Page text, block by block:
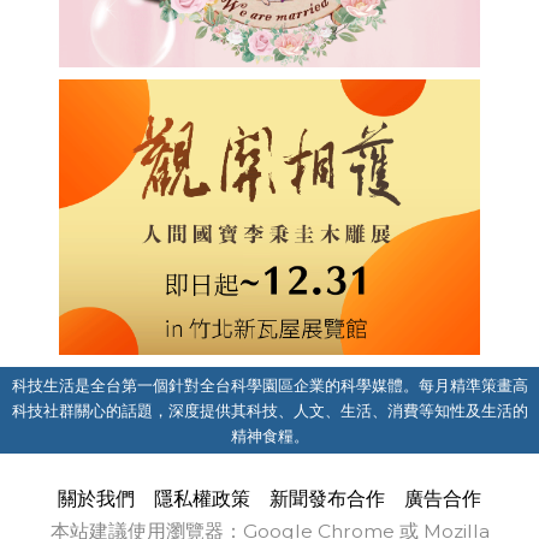
科技生活是全台第一個針對全台科學園區企業的科學媒體。每月精準策畫高
科技社群關心的話題，深度提供其科技、人文、生活、消費等知性及生活的
精神食糧。
關於我們 隱私權政策 新聞發布合作
廣告合作
本站建議使用瀏覽器：Google Chrome 或 Mozilla